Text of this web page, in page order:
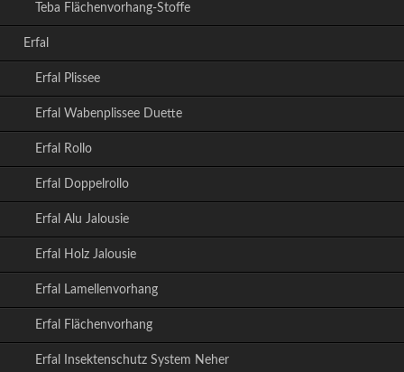
Teba Flächenvorhang-Stoffe
Erfal
Erfal Plissee
Erfal Wabenplissee Duette
Erfal Rollo
Erfal Doppelrollo
Erfal Alu Jalousie
Erfal Holz Jalousie
Erfal Lamellenvorhang
Erfal Flächenvorhang
Erfal Insektenschutz System Neher